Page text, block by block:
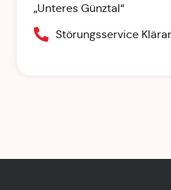
„Unteres Günztal“
Störungsservice